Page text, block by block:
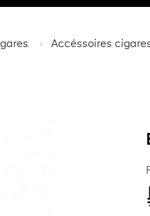
Accéssoires